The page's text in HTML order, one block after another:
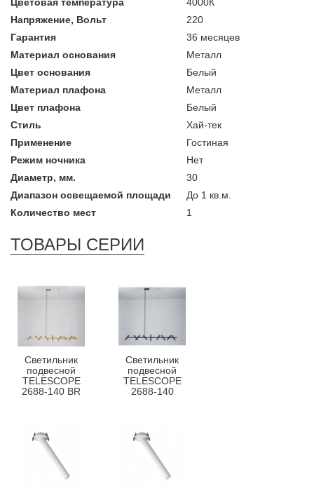
Напряжение, Вольт
220
Гарантия
36 месяцев
Материал основания
Металл
Цвет основания
Белый
Материал плафона
Металл
Цвет плафона
Белый
Стиль
Хай-тек
Применение
Гостиная
Режим ночника
Нет
Диаметр, мм.
30
Диапазон освещаемой площади
До 1 кв.м.
Количество мест
1
ТОВАРЫ СЕРИИ
Светильник
подвесной
TELESCOPE
2688-140 BR
Светильник
подвесной
TELESCOPE
2688-140